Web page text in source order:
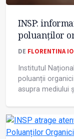
INSP:
poluanților
DE FLORENTINA
Institutul
poluanții
asupra mediului